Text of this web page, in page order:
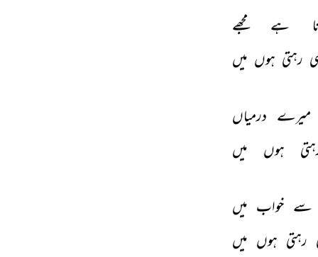
ہے
مجھے
رہتی ہوں میں
میرے درمیاں
ہوں میں
سے خواب میں
رہتی ہوں میں